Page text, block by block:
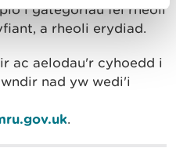
i gategorïau fel rheoli
a rheoli erydiad.
ac aelodau'r cyhoedd i
nad yw wedi'i
.